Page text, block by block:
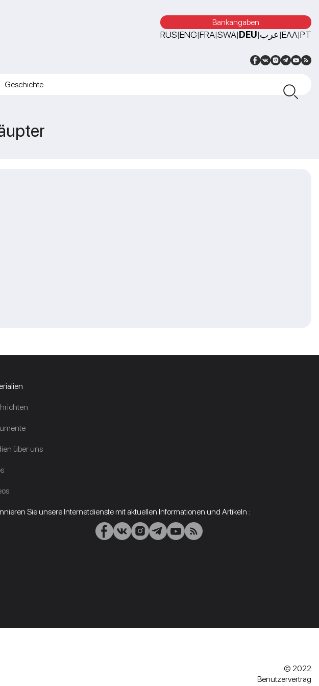
Bankangaben
RUS|ENG|FRA|SWA|DEU|عرب|ΕΛΛ|PT
Geschichte
über uns
Sie unsere Internetdienste mit aktuellen Informationen und Artikeln :
© 2022
Benutzervertrag